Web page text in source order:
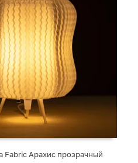
Fabric Арахис прозрачный